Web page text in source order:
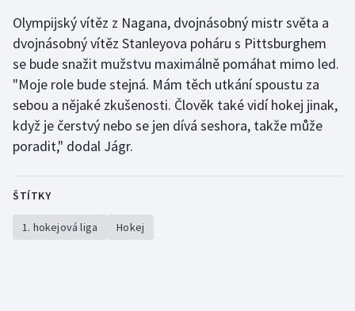
Olympijský vítěz z Nagana, dvojnásobný mistr světa a
dvojnásobný vítěz Stanleyova poháru s Pittsburghem
se bude snažit mužstvu maximálně pomáhat mimo led.
"Moje role bude stejná. Mám těch utkání spoustu za
sebou a nějaké zkušenosti. Člověk také vidí hokej jinak,
když je čerstvý nebo se jen dívá seshora, takže může
poradit," dodal Jágr.
ŠTÍTKY
1. hokejová liga Hokej